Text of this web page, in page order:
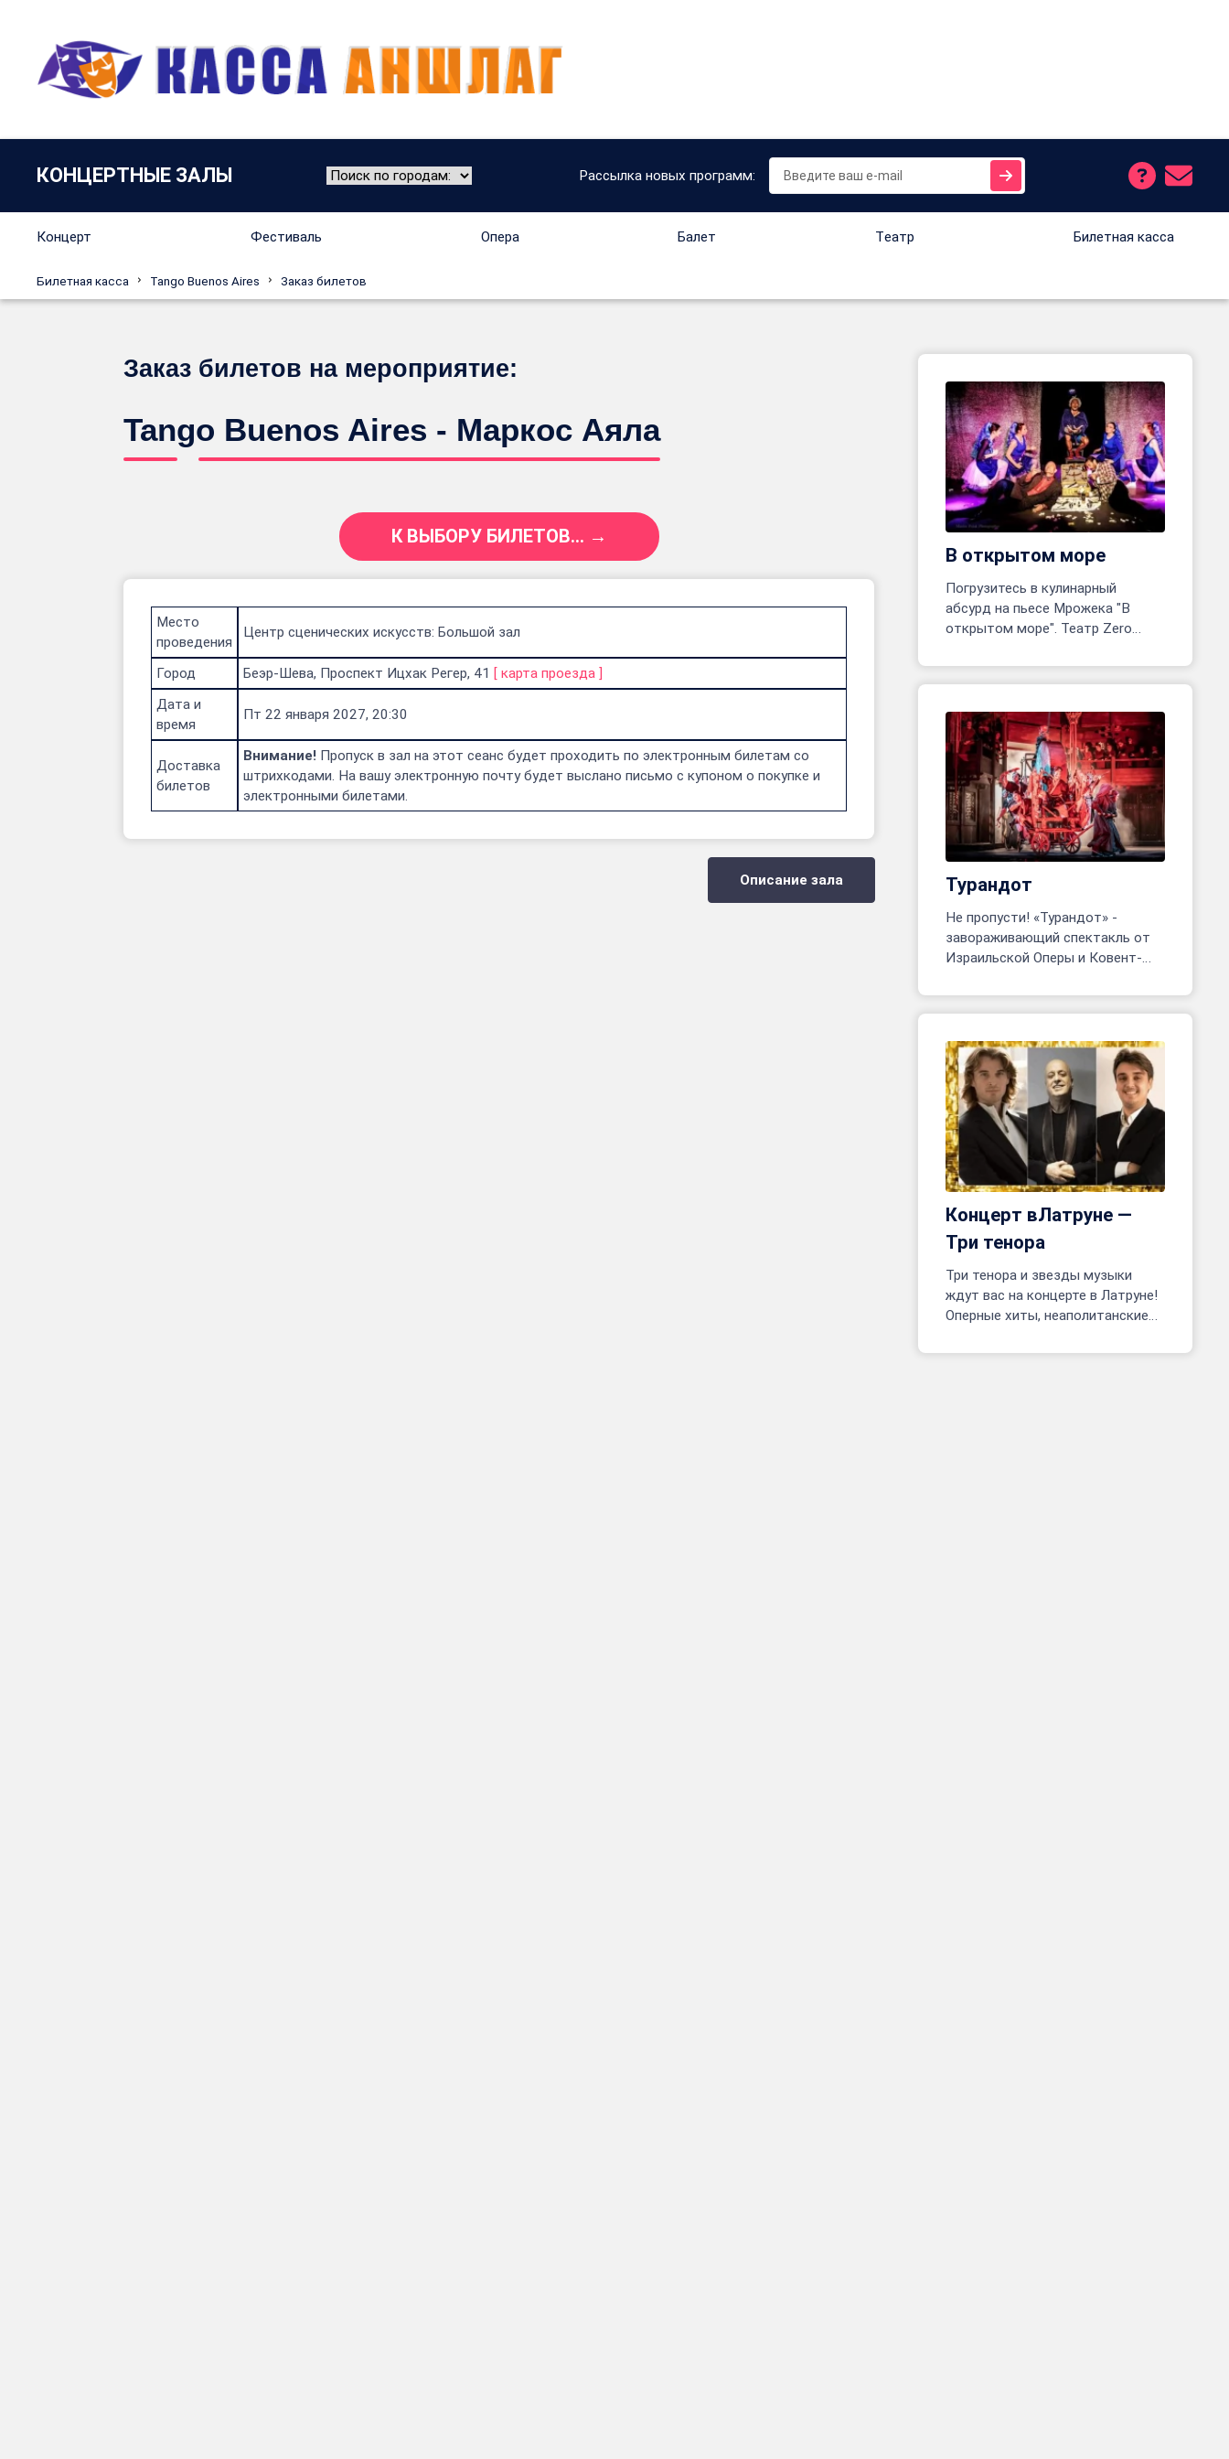
КОНЦЕРТНЫЕ ЗАЛЫ Рассылка новых программ:
Концерт Фестиваль Опера Балет Tеатр Билетная касса
Билетная касса Tango Buenos Aires Заказ билетов
Заказ билетов на мероприятие:
Tango Buenos Aires - Маркос Аяла
К ВЫБОРУ БИЛЕТОВ... →
Место
проведения
Центр сценических искусств: Большой зал
Город Беэр-Шева, Проспект Ицхак Регер, 41 [ карта проезда ]
Дата и
время
Пт 22 января 2027, 20:30
Доставка
билетов
Внимание!Пропуск в зал на этот сеанс будет проходить по электронным билетам со
штрихкодами. На вашу электронную почту будет выслано письмо с купоном о покупке и
электронными билетами.
Описание зала
В открытом море
Погрузитесь в кулинарный
абсурд на пьесе Мрожека "В
открытом море". Театр Zero
приключение! Реж. Марина
Белявцева, Олег Родовильский.
Турандот
Не пропусти! «Турандот» -
завораживающий спектакль от
Израильской Оперы и Ковент-
июля. Более 200 артистов на
сцене!
Концерт вЛатруне —
Три тенора
Три тенора и звезды музыки
ждут вас на концерте в Латруне!
Оперные хиты, неаполитанские